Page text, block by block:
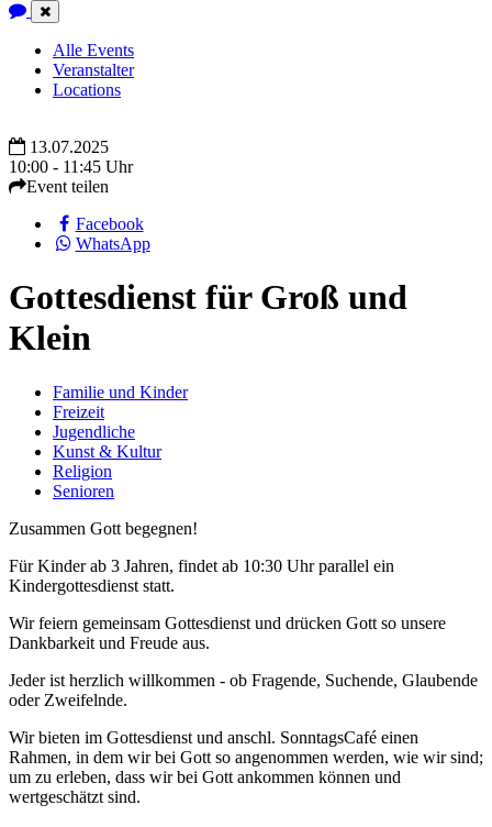
Close
Navigation
Alle Events
Veranstalter
Locations
13.07.2025
10:00 - 11:45 Uhr
Event teilen
Facebook
WhatsApp
Gottesdienst für Groß und
Klein
Familie und Kinder
Freizeit
Jugendliche
Kunst & Kultur
Religion
Senioren
Zusammen Gott begegnen!
Für Kinder ab 3 Jahren, findet ab 10:30 Uhr parallel ein
Kindergottesdienst statt.
Wir feiern gemeinsam Gottesdienst und drücken Gott so unsere
Dankbarkeit und Freude aus.
Jeder ist herzlich willkommen - ob Fragende, Suchende, Glaubende
oder Zweifelnde.
Wir bieten im Gottesdienst und anschl. SonntagsCafé einen
Rahmen, in dem wir bei Gott so angenommen werden, wie wir sind;
um zu erleben, dass wir bei Gott ankommen können und
wertgeschätzt sind.